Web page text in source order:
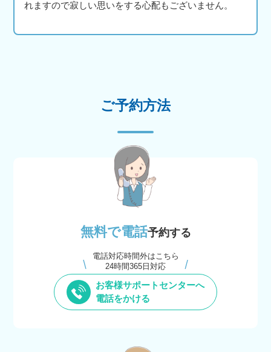
れますので寂しい思いをする心配もございません。
ご予約方法
無料で電話予約する
電話対応時間外はこちら
24時間365日対応
お客様サポートセンターへ
電話をかける